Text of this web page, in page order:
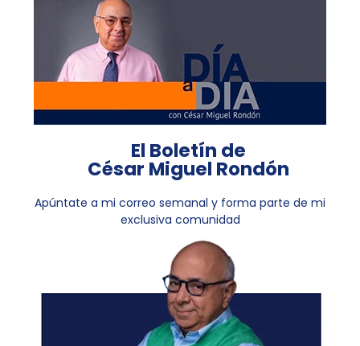
El Boletín de
César Miguel Rondón
Apúntate a mi correo semanal y forma parte de mi
exclusiva comunidad